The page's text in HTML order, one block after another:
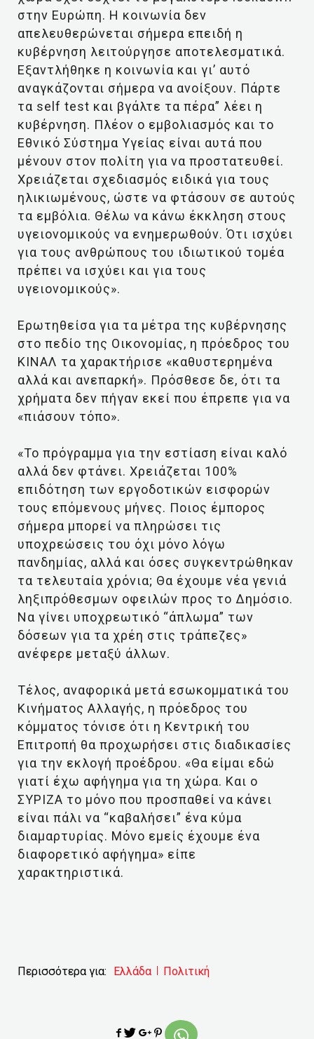
στην Ευρώπη. Η κοινωνία δεν
απελευθερώνεται σήμερα επειδή η
κυβέρνηση λειτούργησε αποτελεσματικά.
Εξαντλήθηκε η κοινωνία και γι’ αυτό
αναγκάζονται σήμερα να ανοίξουν. Πάρτε
τα self test και βγάλτε τα πέρα” λέει η
κυβέρνηση. Πλέον ο εμβολιασμός και το
Εθνικό Σύστημα Υγείας είναι αυτά που
μένουν στον πολίτη για να προστατευθεί.
Χρειάζεται σχεδιασμός ειδικά για τους
ηλικιωμένους, ώστε να φτάσουν σε αυτούς
τα εμβόλια. Θέλω να κάνω έκκληση στους
υγειονομικούς να ενημερωθούν. Ότι ισχύει
για τους ανθρώπους του ιδιωτικού τομέα
πρέπει να ισχύει και για τους
υγειονομικούς».
Ερωτηθείσα για τα μέτρα της κυβέρνησης
στο πεδίο της Οικονομίας, η πρόεδρος του
ΚΙΝΑΛ τα χαρακτήρισε «καθυστερημένα
αλλά και ανεπαρκή». Πρόσθεσε δε, ότι τα
χρήματα δεν πήγαν εκεί που έπρεπε για να
«πιάσουν τόπο».
«Το πρόγραμμα για την εστίαση είναι καλό
αλλά δεν φτάνει. Χρειάζεται 100%
επιδότηση των εργοδοτικών εισφορών
τους επόμενους μήνες. Ποιος έμπορος
σήμερα μπορεί να πληρώσει τις
υποχρεώσεις του όχι μόνο λόγω
πανδημίας, αλλά και όσες συγκεντρώθηκαν
τα τελευταία χρόνια; Θα έχουμε νέα γενιά
ληξιπρόθεσμων οφειλών προς το Δημόσιο.
Να γίνει υποχρεωτικό “άπλωμα” των
δόσεων για τα χρέη στις τράπεζες»
ανέφερε μεταξύ άλλων.
Τέλος, αναφορικά μετά εσωκομματικά του
Κινήματος Αλλαγής, η πρόεδρος του
κόμματος τόνισε ότι η Κεντρική του
Επιτροπή θα προχωρήσει στις διαδικασίες
για την εκλογή προέδρου. «Θα είμαι εδώ
γιατί έχω αφήγημα για τη χώρα. Και ο
ΣΥΡΙΖΑ το μόνο που προσπαθεί να κάνει
είναι πάλι να “καβαλήσει” ένα κύμα
διαμαρτυρίας. Μόνο εμείς έχουμε ένα
διαφορετικό αφήγημα» είπε
χαρακτηριστικά.
Περισσότερα για: Ελλάδα Πολιτική